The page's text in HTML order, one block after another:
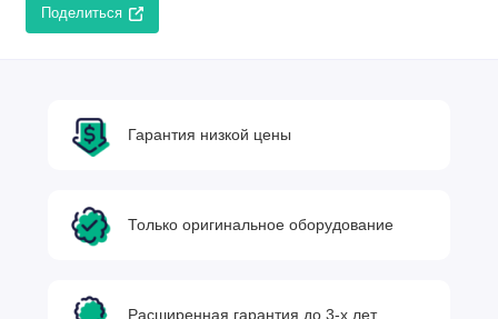
Поделиться
Гарантия низкой цены
Только оригинальное оборудование
Расширенная гарантия до 3-х лет